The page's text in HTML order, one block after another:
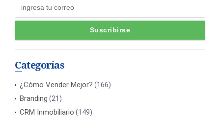
Categorías
¿Cómo Vender Mejor? (166)
Branding (21)
CRM Inmobiliario (149)